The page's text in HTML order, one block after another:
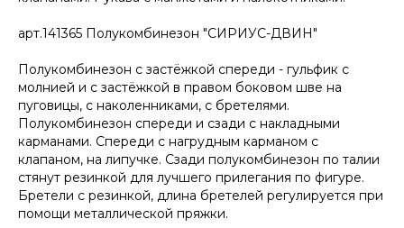
арт.141365 Полукомбинезон "СИРИУС-ДВИН"
Полукомбинезон с застёжкой спереди - гульфик с
молнией и с застёжкой в правом боковом шве на
пуговицы, с наколенниками, с бретелями.
Полукомбинезон спереди и сзади с накладными
карманами. Спереди с нагрудным карманом с
клапаном, на липучке. Сзади полукомбинезон по талии
стянут резинкой для лучшего прилегания по фигуре.
Бретели с резинкой, длина бретелей регулируется при
помощи металлической пряжки.